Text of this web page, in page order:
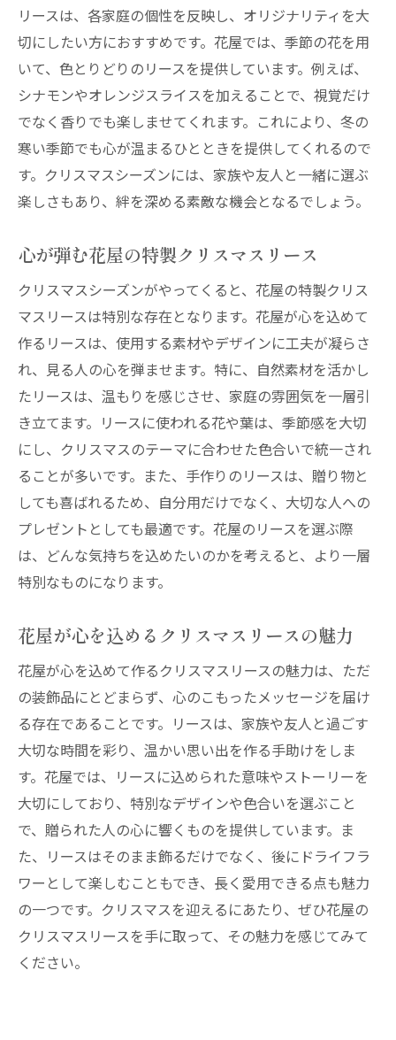
リースは、各家庭の個性を反映し、オリジナリティを大
切にしたい方におすすめです。花屋では、季節の花を用
いて、色とりどりのリースを提供しています。例えば、
シナモンやオレンジスライスを加えることで、視覚だけ
でなく香りでも楽しませてくれます。これにより、冬の
寒い季節でも心が温まるひとときを提供してくれるので
す。クリスマスシーズンには、家族や友人と一緒に選ぶ
楽しさもあり、絆を深める素敵な機会となるでしょう。
心が弾む花屋の特製クリスマスリース
クリスマスシーズンがやってくると、花屋の特製クリス
マスリースは特別な存在となります。花屋が心を込めて
作るリースは、使用する素材やデザインに工夫が凝らさ
れ、見る人の心を弾ませます。特に、自然素材を活かし
たリースは、温もりを感じさせ、家庭の雰囲気を一層引
き立てます。リースに使われる花や葉は、季節感を大切
にし、クリスマスのテーマに合わせた色合いで統一され
ることが多いです。また、手作りのリースは、贈り物と
しても喜ばれるため、自分用だけでなく、大切な人への
プレゼントとしても最適です。花屋のリースを選ぶ際
は、どんな気持ちを込めたいのかを考えると、より一層
特別なものになります。
花屋が心を込めるクリスマスリースの魅力
花屋が心を込めて作るクリスマスリースの魅力は、ただ
の装飾品にとどまらず、心のこもったメッセージを届け
る存在であることです。リースは、家族や友人と過ごす
大切な時間を彩り、温かい思い出を作る手助けをしま
す。花屋では、リースに込められた意味やストーリーを
大切にしており、特別なデザインや色合いを選ぶこと
で、贈られた人の心に響くものを提供しています。ま
た、リースはそのまま飾るだけでなく、後にドライフラ
ワーとして楽しむこともでき、長く愛用できる点も魅力
の一つです。クリスマスを迎えるにあたり、ぜひ花屋の
クリスマスリースを手に取って、その魅力を感じてみて
ください。